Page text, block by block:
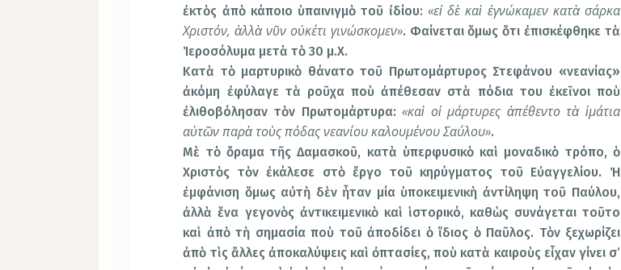
ἐκτὸς ἀπὸ κάποιο ὑπαινιγμὸ τοῦ ἰδίου: «εἰ δὲ καὶ ἐγνώκαμεν κατὰ σάρκα
Χριστόν, ἀλλὰ νῦν οὐκέτι γινώσκομεν». Φαίνεται ὅμως ὅτι ἐπισκέφθηκε τὰ
Ἱεροσόλυμα μετὰ τὸ 30 μ.Χ.
Κατὰ τὸ μαρτυρικὸ θάνατο τοῦ Πρωτομάρτυρος Στεφάνου «νεανίας»
ἀκόμη ἐφύλαγε τὰ ροῦχα ποὺ ἀπέθεσαν στὰ πόδια του ἐκεῖνοι ποὺ
ἐλιθοβόλησαν τὸν Πρωτομάρτυρα:«καὶ οἱ μάρτυρες ἀπέθεντο τὰ ἱμάτια
αὐτῶν παρὰ τοὺς πόδας νεανίου καλουμένου Σαύλου».
Μὲ τὸ ὅραμα τῆς Δαμασκοῦ, κατὰ ὑπερφυσικὸ καὶ μοναδικὸ τρόπο, ὁ
Χριστὸς τὸν ἐκάλεσε στὸ ἔργο τοῦ κηρύγματος τοῦ Εὐαγγελίου. Ἡ
ἐμφάνιση ὅμως αὐτὴ δὲν ἦταν μία ὑποκειμενικὴ ἀντίληψη τοῦ Παύλου,
ἀλλὰ ἕνα γεγονὸς ἀντικειμενικὸ καὶ ἱστορικό, καθὼς συνάγεται τοῦτο
καὶ ἀπὸ τὴ σημασία ποὺ τοῦ ἀποδίδει ὁ ἴδιος ὁ Παῦλος. Τὸν ξεχωρίζει
ἀπὸ τὶς ἄλλες ἀποκαλύψεις καὶ ὀπτασίες, ποὺ κατὰ καιροὺς εἶχαν γίνει σ’